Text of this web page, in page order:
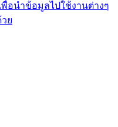
อนำข้อมูลไปใช้งานต่างๆ
ย